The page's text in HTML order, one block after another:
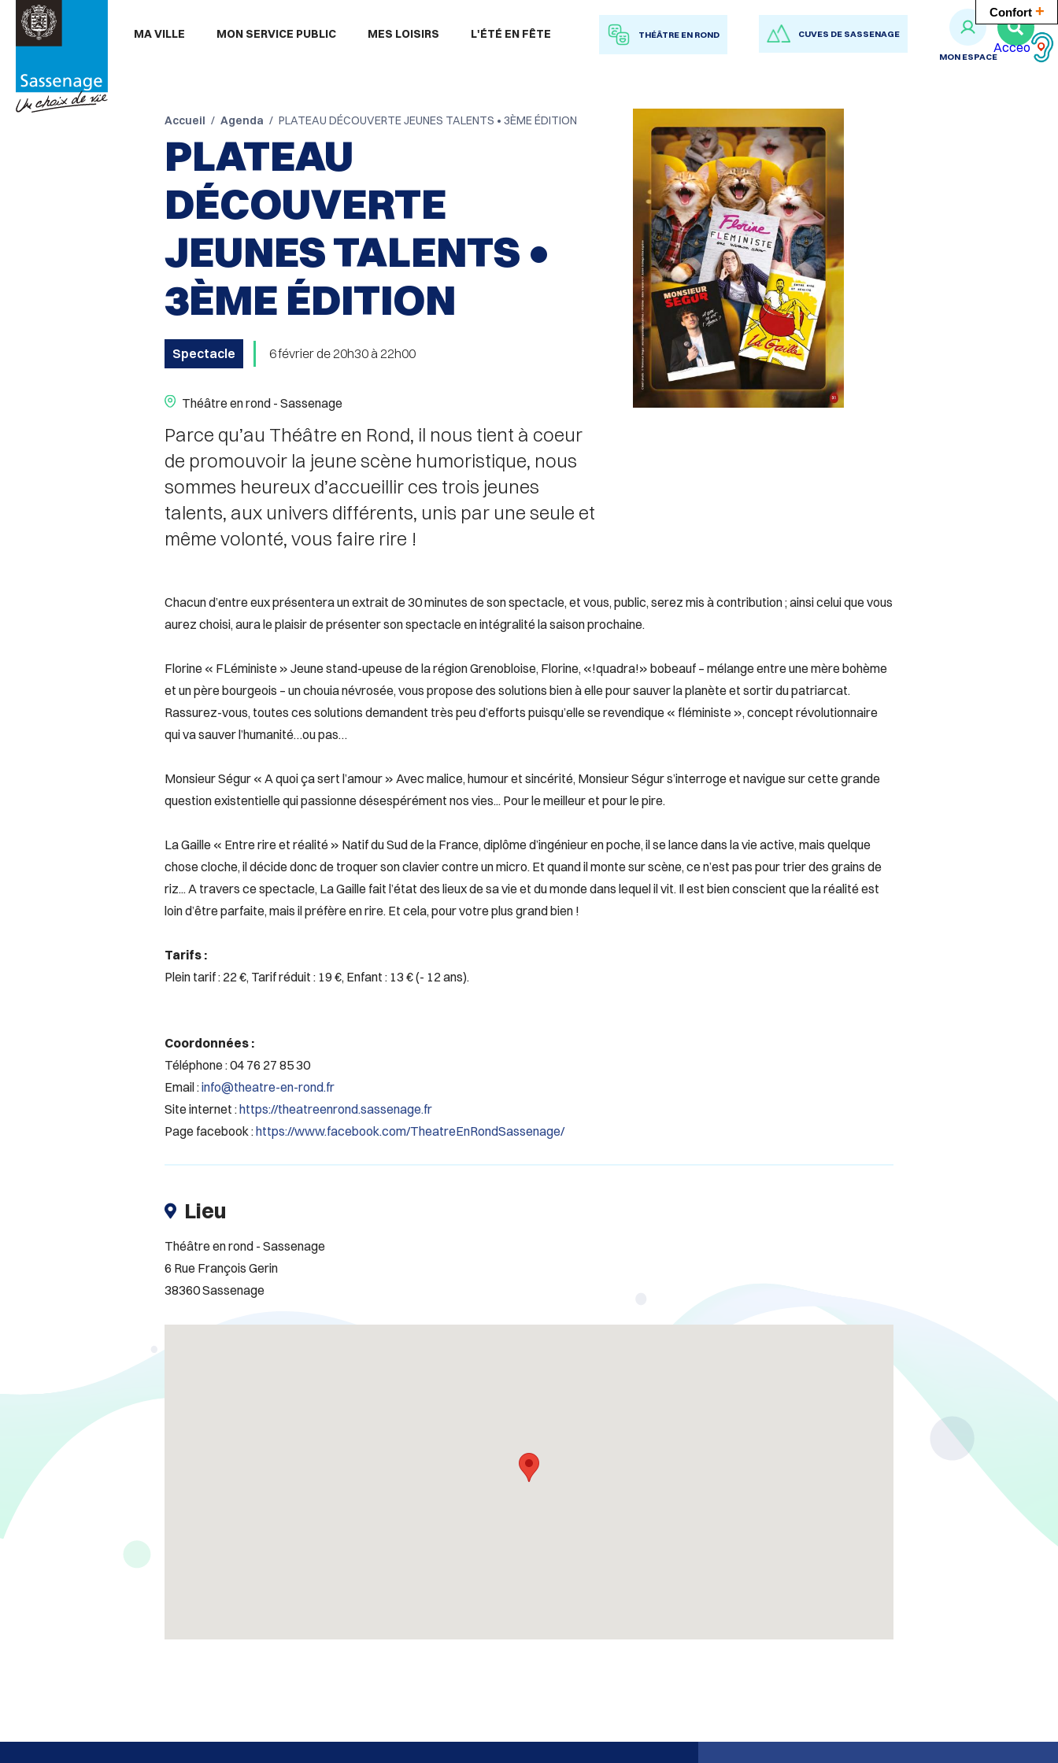
Confort +
Acceo
MA VILLE MON SERVICE PUBLIC MES LOISIRS L'ÉTÉ EN FÊTE THÉÂTRE EN ROND CUVES DE SASSENAGE
MON ESPACE
SUR
LE
SITE
PARTAGER
Partager
Accueil Agenda PLATEAU DÉCOUVERTE JEUNES TALENTS • 3ÈME ÉDITION
PLATEAU
DÉCOUVERTE
JEUNES TALENTS •
3ÈME ÉDITION
Spectacle 6 février de 20h30 à 22h00
Théâtre en rond - Sassenage
Parce qu’au Théâtre en Rond, il nous tient à coeur
de promouvoir la jeune scène humoristique, nous
sommes heureux d’accueillir ces trois jeunes
talents, aux univers différents, unis par une seule et
même volonté, vous faire rire !
Chacun d’entre eux présentera un extrait de 30 minutes de son spectacle, et vous, public, serez mis à contribution ; ainsi celui que vous
aurez choisi, aura le plaisir de présenter son spectacle en intégralité la saison prochaine.
Florine « FLéministe » Jeune stand-upeuse de la région Grenobloise, Florine, «!quadra!» bobeauf – mélange entre une mère bohème
et un père bourgeois – un chouia névrosée, vous propose des solutions bien à elle pour sauver la planète et sortir du patriarcat.
Rassurez-vous, toutes ces solutions demandent très peu d’efforts puisqu’elle se revendique « fléministe », concept révolutionnaire
qui va sauver l’humanité…ou pas…
Monsieur Ségur « A quoi ça sert l’amour » Avec malice, humour et sincérité, Monsieur Ségur s’interroge et navigue sur cette grande
question existentielle qui passionne désespérément nos vies... Pour le meilleur et pour le pire.
La Gaille « Entre rire et réalité » Natif du Sud de la France, diplôme d’ingénieur en poche, il se lance dans la vie active, mais quelque
chose cloche, il décide donc de troquer son clavier contre un micro. Et quand il monte sur scène, ce n’est pas pour trier des grains de
riz... A travers ce spectacle, La Gaille fait l’état des lieux de sa vie et du monde dans lequel il vit. Il est bien conscient que la réalité est
loin d’être parfaite, mais il préfère en rire. Et cela, pour votre plus grand bien !
Tarifs :
Plein tarif : 22 €, Tarif réduit : 19 €, Enfant : 13 € (- 12 ans).
Coordonnées :
Téléphone : 04 76 27 85 30
Email :info@theatre-en-rond.fr
Site internet :https://theatreenrond.sassenage.fr
Page facebook :https://www.facebook.com/TheatreEnRondSassenage/
Lieu
Théâtre en rond - Sassenage
6 Rue François Gerin
38360 Sassenage